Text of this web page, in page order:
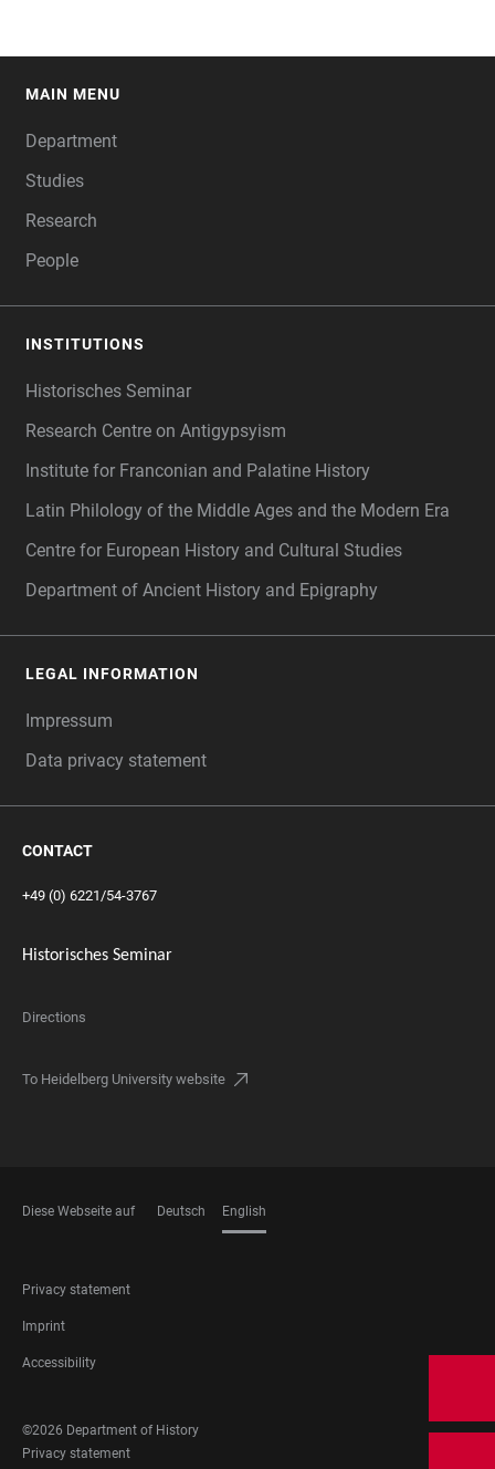
MAIN MENU
Department
Studies
Research
People
INSTITUTIONS
Historisches Seminar
Research Centre on Antigypsyism
Institute for Franconian and Palatine History
Latin Philology of the Middle Ages and the Modern Era
Centre for European History and Cultural Studies
Department of Ancient History and Epigraphy
LEGAL INFORMATION
Impressum
Data privacy statement
CONTACT
+49 (0) 6221/54-3767
Historisches Seminar
Directions
To Heidelberg University website
Diese Webseite auf Deutsch English
FOOTER
LEGAL
Privacy statement
Imprint
Accessibility
SOCIAL
©2026 Department of History
FOOTER
Privacy statement